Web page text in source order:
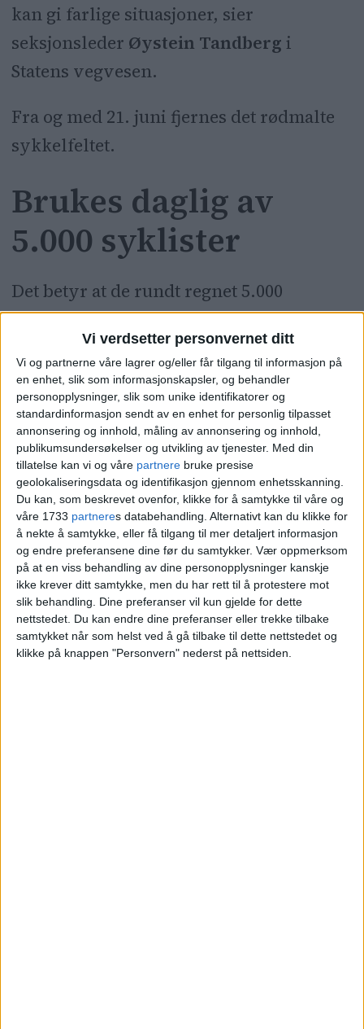
Vi verdsetter personvernet ditt
Vi og partnerne våre lagrer og/eller får tilgang til informasjon på
en enhet, slik som informasjonskapsler, og behandler
personopplysninger, slik som unike identifikatorer og
standardinformasjon sendt av en enhet for personlig tilpasset
annonsering og innhold, måling av annonsering og innhold,
publikumsundersøkelser og utvikling av tjenester. Med din
tillatelse kan vi og våre partnere bruke presise
geolokaliseringsdata og identifikasjon gjennom enhetsskanning.
Du kan, som beskrevet ovenfor, klikke for å samtykke til våre og
våre 1733 partneres databehandling. Alternativt kan du klikke for
å nekte å samtykke, eller få tilgang til mer detaljert informasjon
og endre preferansene dine før du samtykker. Vær oppmerksom
på at en viss behandling av dine personopplysninger kanskje
ikke krever ditt samtykke, men du har rett til å protestere mot
slik behandling. Dine preferanser vil kun gjelde for dette
nettstedet. Du kan endre dine preferanser eller trekke tilbake
samtykket når som helst ved å gå tilbake til dette nettstedet og
klikke på knappen "Personvern" nederst på nettsiden.
kan gi farlige situasjoner, sier
seksjonsleder Øystein Tandberg i
Statens vegvesen.
Fra og med 21. juni fjernes det rødmalte
sykkelfeltet.
Brukes daglig av
5.000 syklister
Det betyr at de rundt regnet 5.000
syklistene som daglig trafikkerer
strekningen må forholde seg til en helt
ny regel. De må vike for lastebilene ut og
inn fra kaia.
Mener ny sykkelvei vil
ødelegge Ankerhagen på